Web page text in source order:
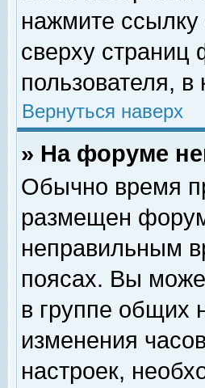
нажмите ссылку
сверху
пользователя,
Вернуться наверх
» На форуме
Обычно время
размещен
неправильным
поясах. Вы
в группе общих
изменения
настроек,